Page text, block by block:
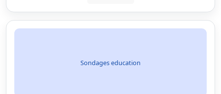
Sondages education